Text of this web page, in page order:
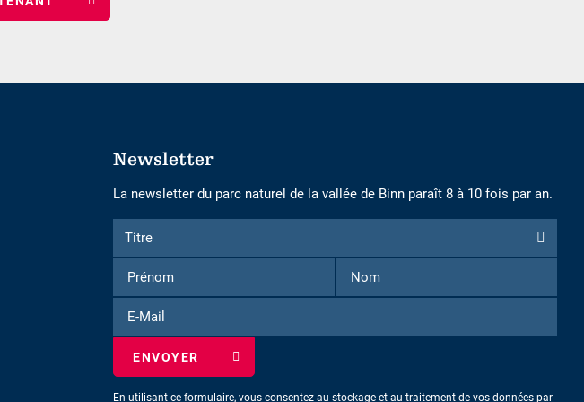
nuits
Newsletter
La newsletter du parc naturel de la vallée de Binn paraît 8 à 10 fois par an.
Formulaire
d'inscription
la
newsletter
Titre
Titre
Prénom
Nom
Mail
En utilisant ce formulaire, vous consentez au stockage et au traitement de vos données par